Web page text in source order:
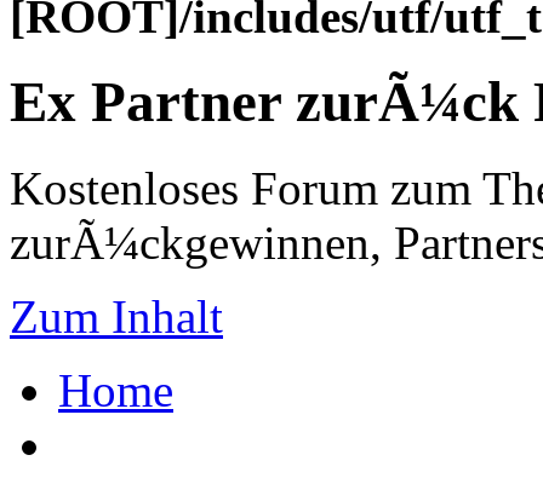
[ROOT]/includes/utf/
Ex Partner zurÃ¼ck
Kostenloses Forum zum
zurÃ¼ckgewinnen,
Zum Inhalt
Home